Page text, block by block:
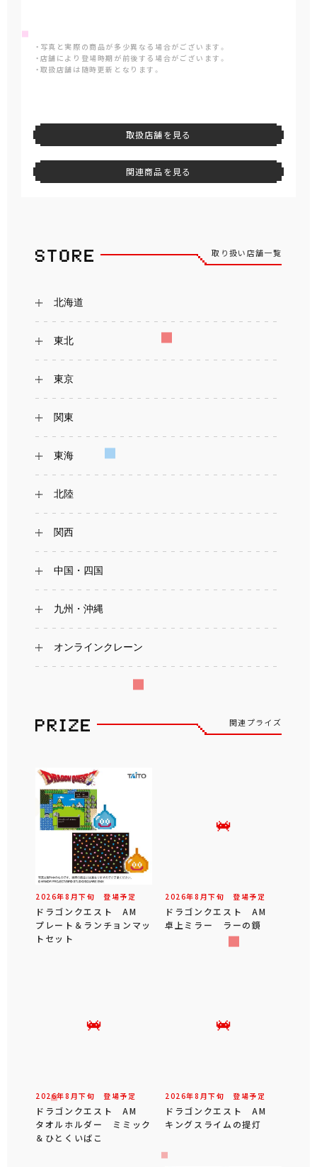
・写真と実際の商品が多少異なる場合がございます。
・店舗により登場時期が前後する場合がございます。
・取扱店舗は随時更新となります。
取扱店舗を見る
関連商品を見る
取り扱い店舗一覧
北海道
東北
東京
関東
東海
北陸
関西
中国・四国
九州・沖縄
オンラインクレーン
関連プライズ
2026年8 月下旬 登場予定
ドラゴンクエスト AM
プレート＆ランチョンマッ
トセット
2026年8 月下旬 登場予定
ドラゴンクエスト AM
卓上ミラー ラーの鏡
2026年8 月下旬 登場予定
ドラゴンクエスト AM
タオルホルダー ミミック
＆ひとくいばこ
2026年8 月下旬 登場予定
ドラゴンクエスト AM
キングスライムの提灯